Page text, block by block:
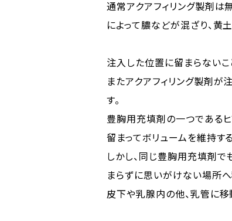
通常アクアフィリング製剤は
によって膿などが混ざり、黄
注入した位置に留まらないこ
またアクアフィリング製剤が
す。
豊胸用充填剤の一つである
留まってボリュームを維持す
しかし、同じ豊胸用充填剤で
まらずに思いがけない場所へ
皮下や乳腺内の他、乳管に移